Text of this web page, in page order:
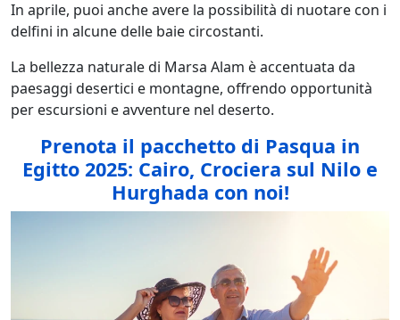
In aprile, puoi anche avere la possibilità di nuotare con i
delfini in alcune delle baie circostanti.
La bellezza naturale di Marsa Alam è accentuata da
paesaggi desertici e montagne, offrendo opportunità
per escursioni e avventure nel deserto.
Prenota il pacchetto di Pasqua in
Egitto 2025: Cairo, Crociera sul Nilo e
Hurghada con noi!